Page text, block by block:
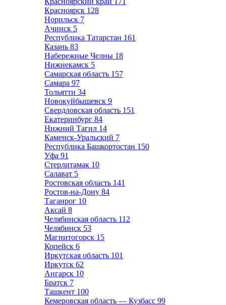
Красноярск 128
Норильск 7
Ачинск 5
Республика Татарстан 161
Казань 83
Набережные Челны 18
Нижнекамск 5
Самарская область 157
Самара 97
Тольятти 34
Новокуйбышевск 9
Свердловская область 151
Екатеринбург 84
Нижний Тагил 14
Каменск-Уральский 7
Республика Башкортостан 150
Уфа 91
Стерлитамак 10
Салават 5
Ростовская область 141
Ростов-на-Дону 84
Таганрог 10
Аксай 8
Челябинская область 112
Челябинск 53
Магнитогорск 15
Копейск 6
Иркутская область 101
Иркутск 62
Ангарск 10
Братск 7
Ташкент 100
Кемеровская область — Кузбасс 99